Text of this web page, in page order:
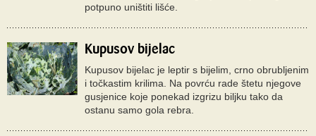
potpuno uništiti lišće.
Kupusov bijelac
Kupusov bijelac je leptir s bijelim, crno obrubljenim
i točkastim krilima. Na povrću rade štetu njegove
gusjenice koje ponekad izgrizu biljku tako da
ostanu samo gola rebra.